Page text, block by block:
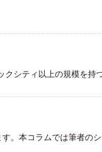
クシティ以上の規模を持
。本コラムでは筆者の